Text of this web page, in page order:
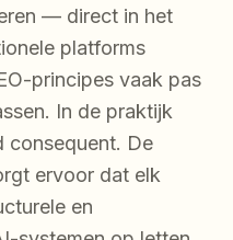
— direct in het
platforms
principes vaak pas
In de praktijk
consequent. De
ervoor dat elk
en